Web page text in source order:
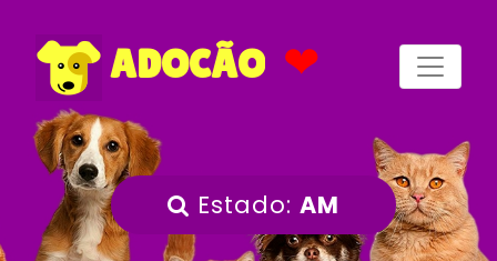
ADOCÃO ❤
Estado: AM